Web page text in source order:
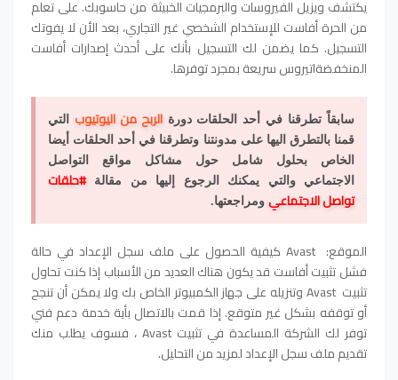
يكتشف ويزيل الفيروسات والبرمجيات الخبيثة من حاسوبك. على تعلم
من الحرة أفاست للإستخدام الشخصي غير التجاري، بعد الأن لا يفوتك
التسجيل. كما يضمن لك التسجيل بأنك على أحدث إصدارات أفاست
المنخفضةاتيروس سريعة بمجرد توفرها.
سابقاً تطرقنا في أحد الحلقات دورةالربح من اليوتيوب التي
قمنا بالتطرق اليها على مدونتنا وتطرقنا في أحد الحلقات أيضا
الخاص بحلول شامل حول مشاكل مواقع التواصل
الاجتماعي والتي يمكنك الرجوع إليها من مقالة #حلقات
تواصل الاجتماعي ومراجعتها.
الموقع: Avast كيفية الحصول على ملف سجل الإعداد في حالة
فشل تثبيت أفاست قد يكون هناك العديد من الأسباب إذا كنت تحاول
تثبيت Avast وتنزيله على جهاز الكمبيوتر الخاص بك ولا يمكن أن تنجح
أو توقفه بشكل غير متوقع. إذا قمت بالاتصال بأية خدمة دعم فني
توفر لك الشركة المساعدة في تثبيت Avast ، فسوف يطلب منك
تقديم ملف سجل الإعداد لمزيد من التحليل.